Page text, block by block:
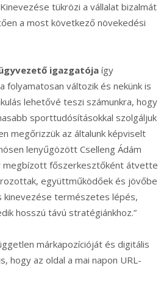
tükrözi a vállalat bizalmát
a most következő növekedési
igazgatója így
folyamatosan változik és nekünk is
lehetővé teszi számunkra, hogy
sporttudósításokkal szolgáljuk
megőrizzük az általunk képviselt
lenyűgözött Cselleng Ádám
megbízott főszerkesztőként átvette
együttműködőek és jövőbe
kinevezése természetes lépés,
hosszú távú stratégiánkhoz.”
márkapozícióját és digitális
hogy az oldal a mai napon URL-